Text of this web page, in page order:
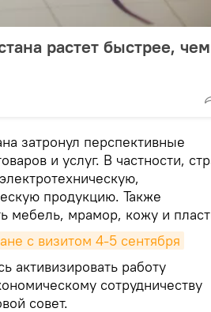
растет быстрее, чем
затронул перспективные
и услуг. В частности,
продукцию. Также
мебель, мрамор, кожу и
с визитом 4-5 сентября
активизировать работу
сотрудничеству
совет.